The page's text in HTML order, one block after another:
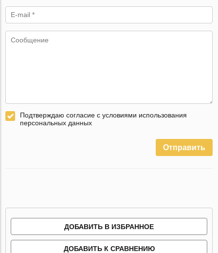
Подтверждаю согласие с условиями использования
персональных данных
Отправить
ДОБАВИТЬ В ИЗБРАННОЕ
ДОБАВИТЬ К СРАВНЕНИЮ